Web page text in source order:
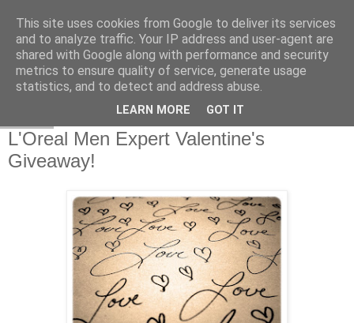
L'Oreal Men Expert Valentine's
Giveaway!
This site uses cookies from Google to deliver its services
and to analyze traffic. Your IP address and user-agent are
shared with Google along with performance and security
metrics to ensure quality of service, generate usage
statistics, and to detect and address abuse.
LEARN MORE GOT IT